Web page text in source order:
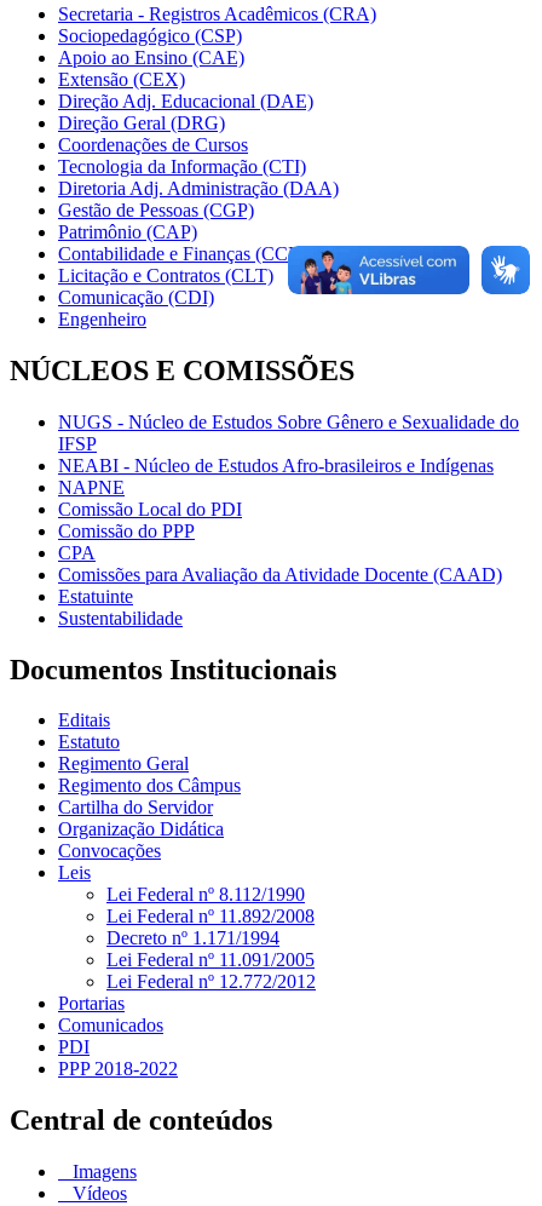
Secretaria - Registros Acadêmicos (CRA)
Sociopedagógico (CSP)
Apoio ao Ensino (CAE)
Extensão (CEX)
Direção Adj. Educacional (DAE)
Direção Geral (DRG)
Coordenações de Cursos
Tecnologia da Informação (CTI)
Diretoria Adj. Administração (DAA)
Gestão de Pessoas (CGP)
Patrimônio (CAP)
Contabilidade e Finanças (CCF)
Licitação e Contratos (CLT)
Comunicação (CDI)
Engenheiro
NÚCLEOS E COMISSÕES
NUGS - Núcleo de Estudos Sobre Gênero e Sexualidade do
IFSP
NEABI - Núcleo de Estudos Afro-brasileiros e Indígenas
NAPNE
Comissão Local do PDI
Comissão do PPP
CPA
Comissões para Avaliação da Atividade Docente (CAAD)
Estatuinte
Sustentabilidade
Documentos Institucionais
Editais
Estatuto
Regimento Geral
Regimento dos Câmpus
Cartilha do Servidor
Organização Didática
Convocações
Leis
Lei Federal nº 8.112/1990
Lei Federal nº 11.892/2008
Decreto nº 1.171/1994
Lei Federal nº 11.091/2005
Lei Federal nº 12.772/2012
Portarias
Comunicados
PDI
PPP 2018-2022
Central de conteúdos
Imagens
Vídeos